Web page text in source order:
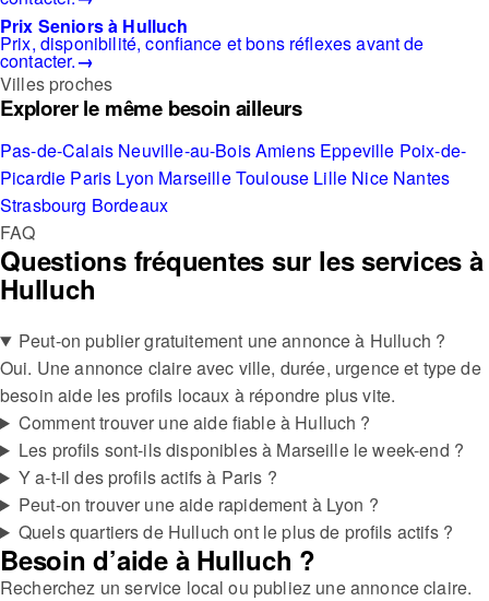
Prix Seniors à Hulluch
Prix, disponibilité, confiance et bons réflexes avant de
contacter.→
Villes proches
Explorer le même besoin ailleurs
Pas-de-Calais Neuville-au-BoisAmiens Eppeville Poix-de-
Picardie Paris Lyon MarseilleToulouse Lille Nice Nantes
Strasbourg Bordeaux
FAQ
Questions fréquentes sur les services à
Hulluch
Peut-on publier gratuitement une annonce à Hulluch ?
Oui. Une annonce claire avec ville, durée, urgence et type de
besoin aide les profils locaux à répondre plus vite.
Comment trouver une aide fiable à Hulluch ?
Les profils sont-ils disponibles à Marseille le week-end ?
Y a-t-il des profils actifs à Paris ?
Peut-on trouver une aide rapidement à Lyon ?
Quels quartiers de Hulluch ont le plus de profils actifs ?
Besoin d’aide à Hulluch ?
Recherchez un service local ou publiez une annonce claire.